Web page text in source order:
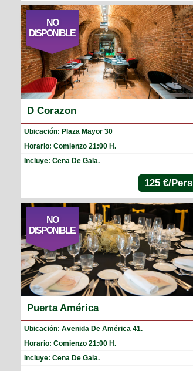
NO
DISPONIBLE
D Corazon
Ubicación: Plaza Mayor 30
Horario: Comienzo 21:00 H.
Incluye: Cena De Gala.
125 €/Pers
NO
DISPONIBLE
Puerta América
Ubicación: Avenida De América 41.
Horario: Comienzo 21:00 H.
Incluye: Cena De Gala.